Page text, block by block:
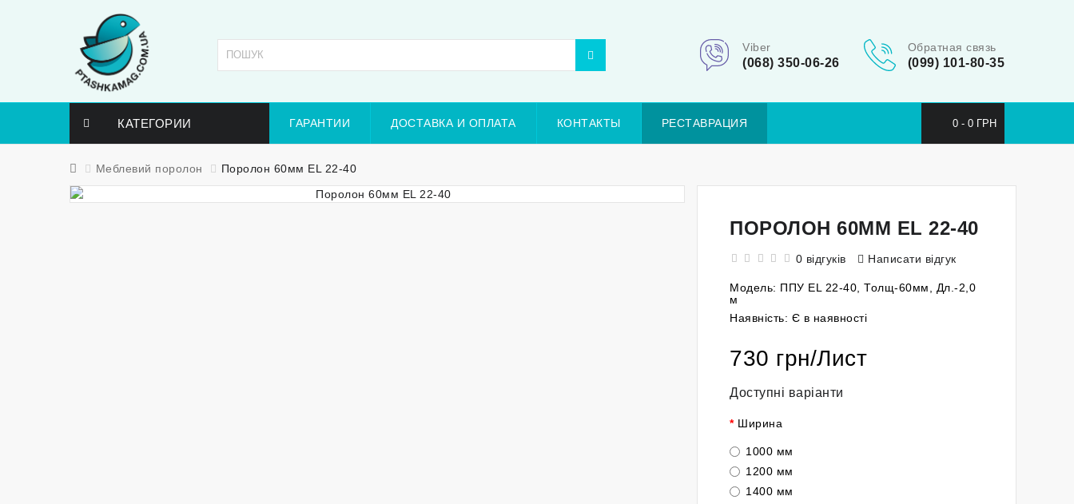
Обратная связь
(099) 101-80-35
Viber
(068) 350-06-26
КАТЕГОРИИ ГАРАНТИИ ДОСТАВКА И ОПЛАТА КОНТАКТЫ РЕСТАВРАЦИЯ 0 - 0 ГРН
Меблевий поролон Поролон 60мм EL 22-40
ПОРОЛОН 60ММ EL 22-40
0 відгуків Написати відгук
Модель: ППУ EL 22-40, Толщ-60мм, Дл.-2,0
м
Наявність: Є в наявності
730 грн/Лист
Доступні варіанти
Ширина
1000 мм
1200 мм
1400 мм